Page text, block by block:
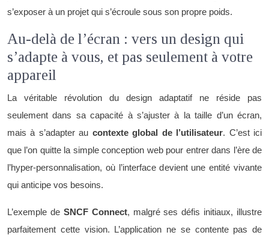
s’exposer à un projet qui s’écroule sous son propre poids.
Au-delà de l’écran : vers un design qui
s’adapte à vous, et pas seulement à votre
appareil
La véritable révolution du design adaptatif ne réside pas
seulement dans sa capacité à s’ajuster à la taille d’un écran,
mais à s’adapter au contexte global de l’utilisateur. C’est ici
que l’on quitte la simple conception web pour entrer dans l’ère de
l’hyper-personnalisation, où l’interface devient une entité vivante
qui anticipe vos besoins.
L’exemple de SNCF Connect, malgré ses défis initiaux, illustre
parfaitement cette vision. L’application ne se contente pas de